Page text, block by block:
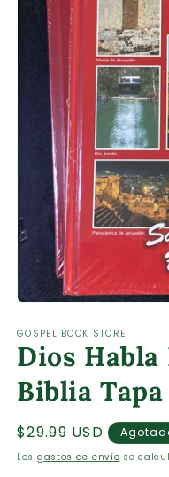
multimedia
1
en
ventana
modal
GOSPEL BOOK STORE
Dios Habla
Biblia
Precio
habitual
$29.99 USD
Los gastos de envío se